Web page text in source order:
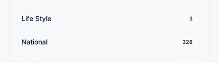
Life Style 3
National 328